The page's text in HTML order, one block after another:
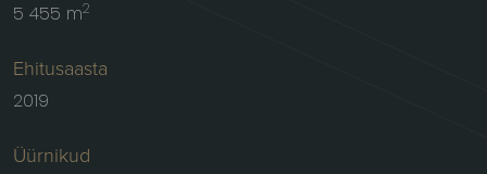
5 455 m2
Ehitusaasta
2019
Üürnikud